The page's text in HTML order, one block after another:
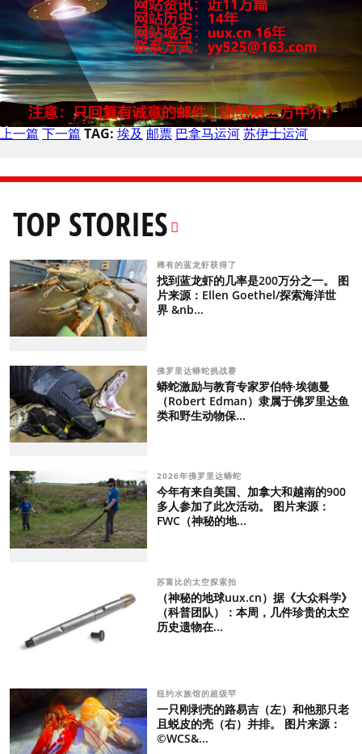
上一篇 下一篇 TAG: 埃及 邮票 巴拿马运河苏伊士运河
TOP STORIES
稀有的蓝龙虾获得了
找到蓝龙虾的几率是200万分之一。 图
片来源：Ellen Goethel/探索海洋世
界 &nb...
佛罗里达蟒蛇挑战赛
蟒蛇激励与教育专家罗伯特·埃德曼
（Robert Edman）隶属于佛罗里达鱼
类和野生动物保...
2026年佛罗里达蟒蛇
今年有来自美国、加拿大和越南的900
多人参加了此次活动。 图片来源：
FWC（神秘的地...
苏富比的太空探索拍
（神秘的地球uux.cn）据《大众科学》
（科普团队）：本周，几件珍贵的太空
历史遗物在...
纽约水族馆的超级罕
一只刚剥壳的路易吉（左）和他那只老
且蜕皮的壳（右）并排。 图片来源：
©WCS&...